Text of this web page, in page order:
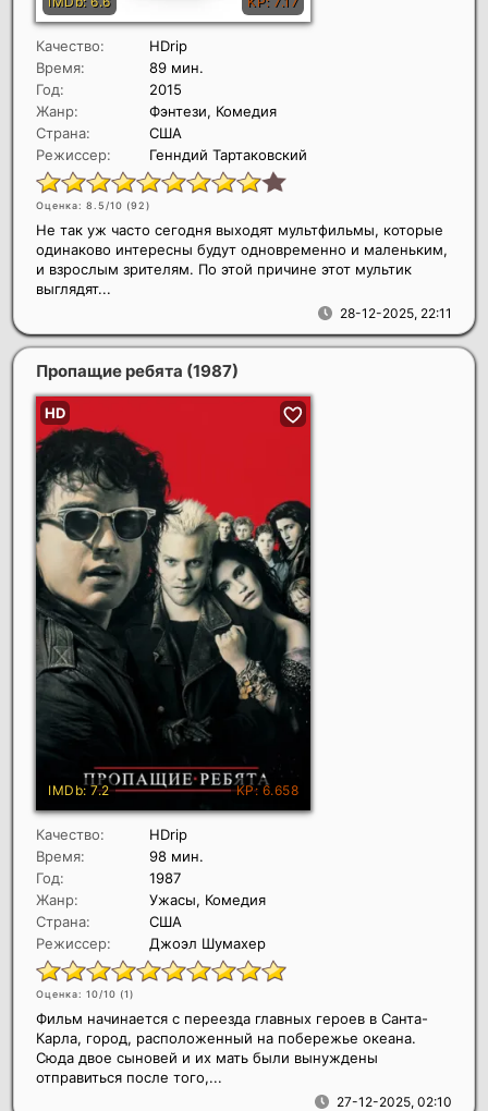
Качество:
HDrip
Время:
89 мин.
Год:
2015
Жанр:
Фэнтези, Комедия
Страна:
США
Режиссер:
Генндий Тартаковский
Оценка: 8.5/10 (92)
28-12-2025, 22:11
Не так уж часто сегодня выходят мультфильмы, которые
одинаково интересны будут одновременно и маленьким,
и взрослым зрителям. По этой причине этот мультик
выглядят...
Пропащие ребята (1987)
Качество:
HDrip
Время:
98 мин.
Год:
1987
Жанр:
Ужасы, Комедия
Страна:
США
Режиссер:
Джоэл Шумахер
Оценка: 10/10 (1)
27-12-2025, 02:10
Фильм начинается с переезда главных героев в Санта-
Карла, город, расположенный на побережье океана.
Сюда двое сыновей и их мать были вынуждены
отправиться после того,...